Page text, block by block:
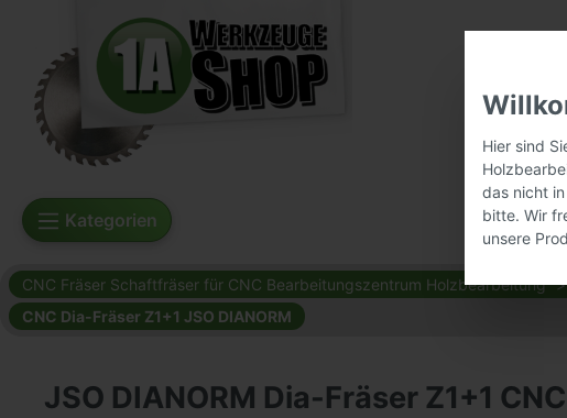
Kategorien
CNC Fräser Schaftfräser für CNC Bearbeitungszentrum Holzbearbeitung
CNC Dia-Fräser Z1+1 JSO DIANORM
JSO DIANORM Dia-Fräser Z1+1
Hier sind
das nicht
bitte. Wir
unsere